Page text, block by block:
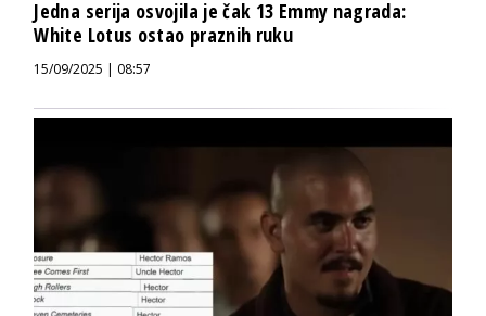
Jedna serija osvojila je čak 13 Emmy nagrada:
White Lotus ostao praznih ruku
15/09/2025 | 08:57